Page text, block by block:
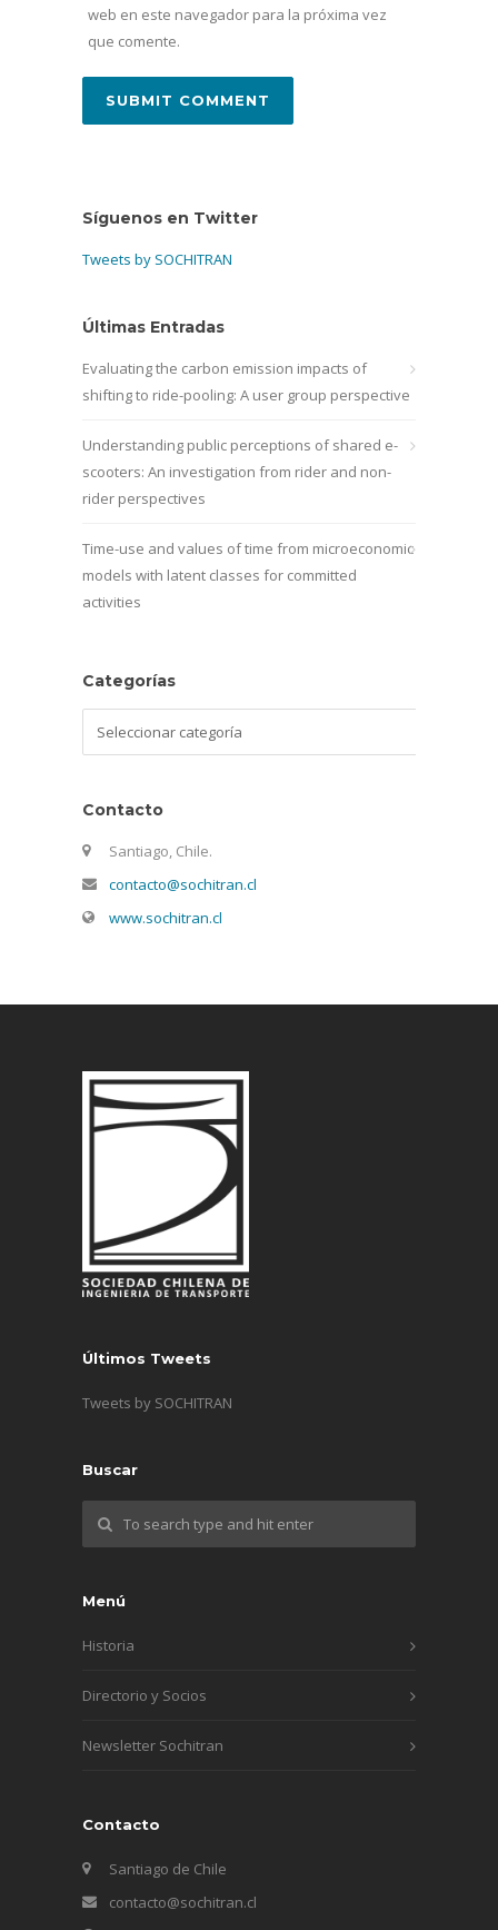
web en este navegador para la próxima vez
que comente.
Síguenos en Twitter
Tweets by SOCHITRAN
Últimas Entradas
Evaluating the carbon emission impacts of
shifting to ride-pooling: A user group perspective
Understanding public perceptions of shared e-
scooters: An investigation from rider and non-
rider perspectives
Time-use and values of time from microeconomic
models with latent classes for committed
activities
Categorías
Contacto
Santiago, Chile.
contacto@sochitran.cl
www.sochitran.cl
Últimos Tweets
Tweets by SOCHITRAN
Buscar
Menú
Historia
Directorio y Socios
Newsletter Sochitran
Contacto
Santiago de Chile
contacto@sochitran.cl